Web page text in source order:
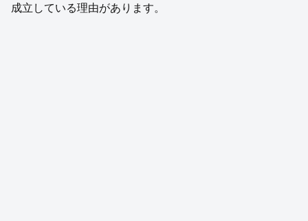
成立している理由があります。